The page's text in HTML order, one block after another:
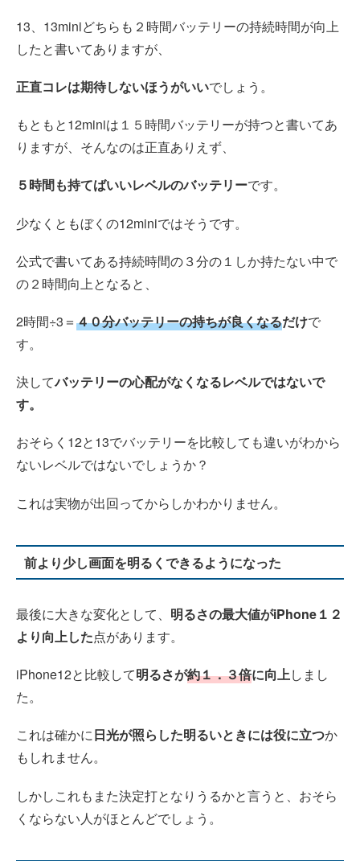
13、13miniどちらも２時間バッテリーの持続時間が向上
したと書いてありますが、
正直コレは期待しないほうがいいでしょう。
もともと12miniは１５時間バッテリーが持つと書いてあ
りますが、そんなのは正直ありえず、
５時間も持てばいいレベルのバッテリーです。
少なくともぼくの12miniではそうです。
公式で書いてある持続時間の３分の１しか持たない中で
の２時間向上となると、
2時間÷3＝４０分バッテリーの持ちが良くなるだけで
す。
決してバッテリーの心配がなくなるレベルではないで
す。
おそらく12と13でバッテリーを比較しても違いがわから
ないレベルではないでしょうか？
これは実物が出回ってからしかわかりません。
前より少し画面を明るくできるようになった
最後に大きな変化として、 明るさの最大値がiPhone１２
より向上した点があります。
iPhone12と比較して明るさが約１．３倍に向上しまし
た。
これは確かに日光が照らした明るいときには役に立つか
もしれません。
しかしこれもまた決定打となりうるかと言うと、おそら
くならない人がほとんどでしょう。